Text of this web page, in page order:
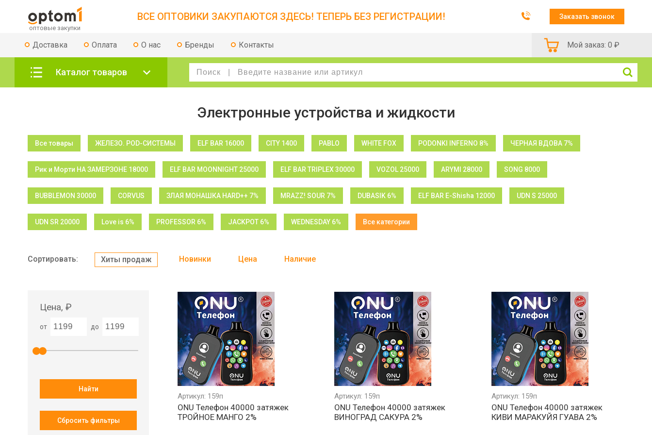
ВСЕ ОПТОВИКИ ЗАКУПАЮТСЯ ЗДЕСЬ! ТЕПЕРЬ БЕЗ РЕГИСТРАЦИИ! Заказать звонок
Доставка Оплата О нас Бренды Контакты Мой заказ: 0 ₽
Каталог товаров
Электронные устройства и жидкости
Все товары ЖЕЛЕЗО. POD-СИСТЕМЫ ELF BAR 16000 CITY 1400 PABLO WHITE FOX PODONKI INFERNO 8% ЧЕРНАЯ ВДОВА 7%
Рик и Морти НА ЗАМЕРЗОНЕ 18000 ELF BAR MOONNIGHT 25000 ELF BAR TRIPLEX 30000 VOZOL 25000 ARYMI 28000 SONG 8000
BUBBLEMON 30000 CORVUS ЗЛАЯ МОНАШКА HARD++ 7% MRAZZ! SOUR 7% DUBASIK 6% ELF BAR E-Shisha 12000 UDN S 25000
UDN SR 20000 Love is 6% PROFESSOR 6% JACKPOT 6% WEDNESDAY 6% Все категории
Сортировать: Хиты продаж Новинки Цена Наличие
Цена, ₽
от до
Найти
Сбросить фильтры
Артикул: 159п
ONU Телефон 40000 затяжек
ТРОЙНОЕ МАНГО 2%
Артикул: 159п
ONU Телефон 40000 затяжек
ВИНОГРАД САКУРА 2%
Артикул: 159п
ONU Телефон 40000 затяжек
КИВИ МАРАКУЙЯ ГУАВА 2%